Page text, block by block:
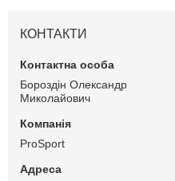
КОНТАКТИ
Бороздін Олександр
Миколайович
ProSport